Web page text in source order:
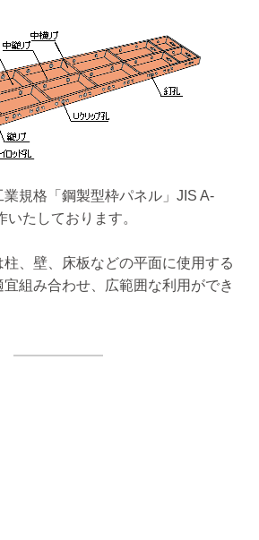
規格「鋼製型枠パネル」JIS A-
たしております。
、壁、床板などの平面に使用する
組み合わせ、広範囲な利用ができ